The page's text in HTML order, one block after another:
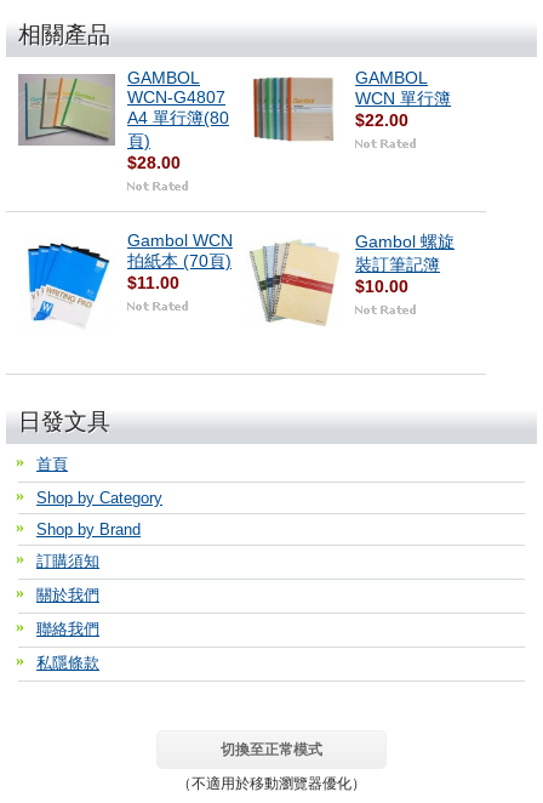
相關產品
GAMBOL
WCN-G4807
A4 單行簿(80
頁)
$28.00
GAMBOL
WCN 單行簿
$22.00
Gambol WCN
拍紙本 (70頁)
$11.00
Gambol 螺旋
裝訂筆記簿
$10.00
日發文具
首頁
Shop by Category
Shop by Brand
訂購須知
關於我們
聯絡我們
私隱條款
切換至正常模式
（不適用於移動瀏覽器優化）